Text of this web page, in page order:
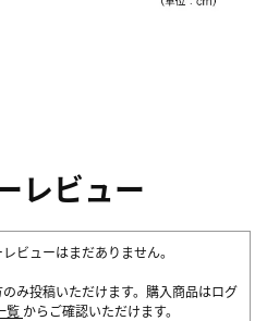
レビュー
ビューはまだありません。
み投稿いただけます。購入商品はログ
覧 からご確認いただけます。